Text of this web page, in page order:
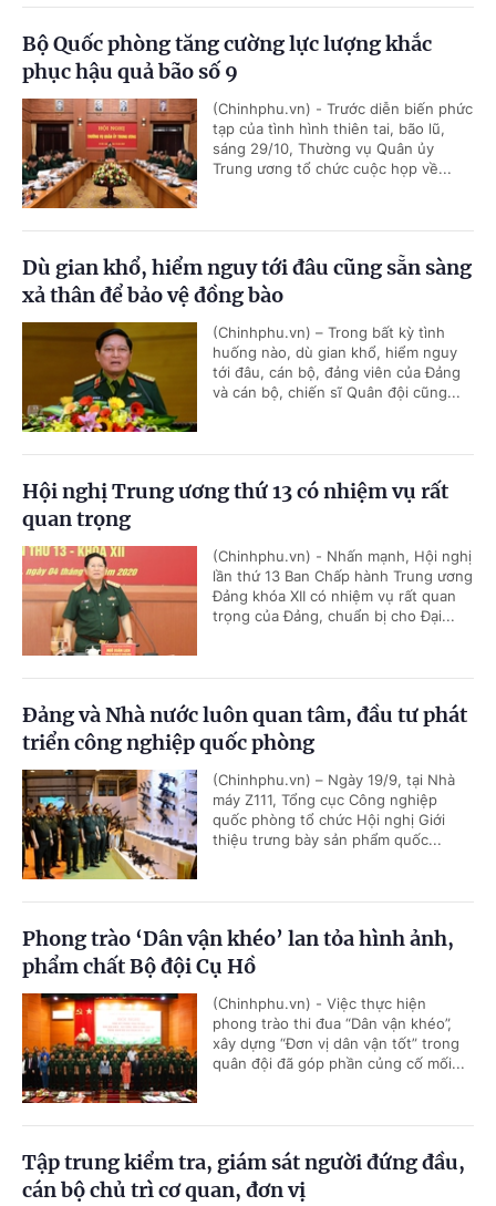
Bộ Quốc phòng tăng cường lực lượng khắc
phục hậu quả bão số 9
(Chinhphu.vn) - Trước diễn biến phức
tạp của tình hình thiên tai, bão lũ,
sáng 29/10, Thường vụ Quân ủy
Trung ương tổ chức cuộc họp về...
Dù gian khổ, hiểm nguy tới đâu cũng sẵn sàng
xả thân để bảo vệ đồng bào
(Chinhphu.vn) – Trong bất kỳ tình
huống nào, dù gian khổ, hiểm nguy
tới đâu, cán bộ, đảng viên của Đảng
và cán bộ, chiến sĩ Quân đội cũng...
Hội nghị Trung ương thứ 13 có nhiệm vụ rất
quan trọng
(Chinhphu.vn) - Nhấn mạnh, Hội nghị
lần thứ 13 Ban Chấp hành Trung ương
Đảng khóa XII có nhiệm vụ rất quan
trọng của Đảng, chuẩn bị cho Đại...
Đảng và Nhà nước luôn quan tâm, đầu tư phát
triển công nghiệp quốc phòng
(Chinhphu.vn) – Ngày 19/9, tại Nhà
máy Z111, Tổng cục Công nghiệp
quốc phòng tổ chức Hội nghị Giới
thiệu trưng bày sản phẩm quốc...
Phong trào ‘Dân vận khéo’ lan tỏa hình ảnh,
phẩm chất Bộ đội Cụ Hồ
(Chinhphu.vn) - Việc thực hiện
phong trào thi đua “Dân vận khéo”,
xây dựng “Đơn vị dân vận tốt” trong
quân đội đã góp phần củng cố mối...
Tập trung kiểm tra, giám sát người đứng đầu,
cán bộ chủ trì cơ quan, đơn vị